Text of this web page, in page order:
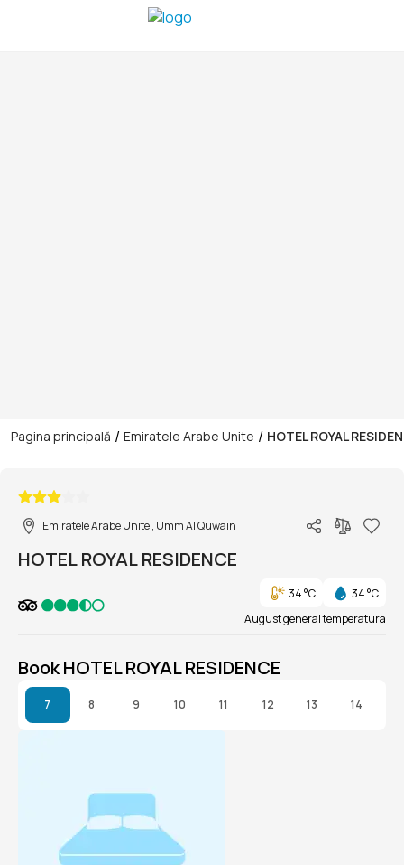
Pagina principală / Emiratele Arabe Unite / HOTEL ROYAL
Emiratele Arabe Unite , Umm Al Quwain
HOTEL ROYAL RESIDENCE
34 °C
34 °C
August general temperatura
Book HOTEL ROYAL RESIDENCE
7 8 9 10 11 12 13 14